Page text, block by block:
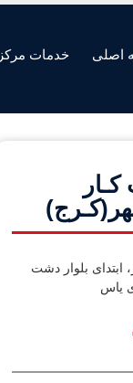
اصلی خدمات مرکز
بلوار دشت
یاس